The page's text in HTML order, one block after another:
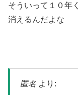
そういって１０年
消えるんだよな
匿名 より: